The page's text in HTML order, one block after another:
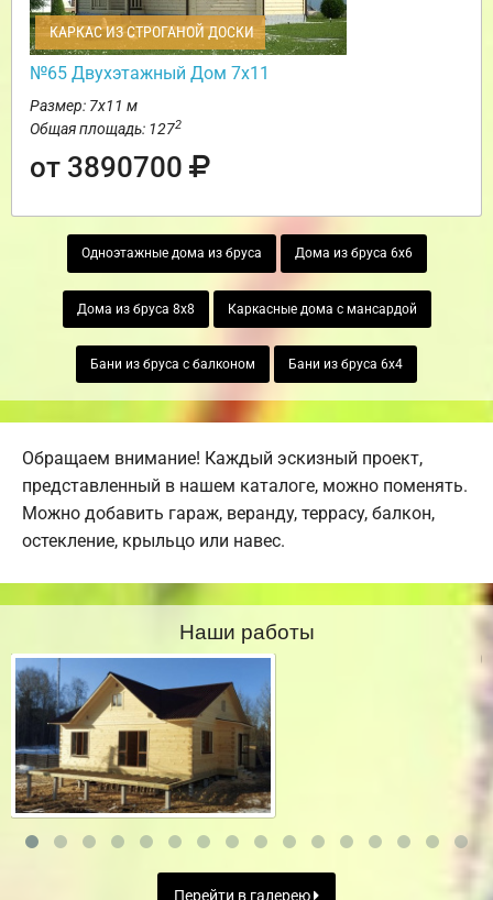
КАРКАС ИЗ СТРОГАНОЙ ДОСКИ
№65 Двухэтажный Дом 7х11
Размер: 7х11 м
Общая площадь: 1272
от 3890700
Одноэтажные дома из бруса Дома из бруса 6х6
Дома из бруса 8х8 Каркасные дома с мансардой
Бани из бруса с балконом Бани из бруса 6х4
Обращаем внимание! Каждый эскизный проект,
представленный в нашем каталоге, можно поменять.
Можно добавить гараж, веранду, террасу, балкон,
остекление, крыльцо или навес.
Наши работы
Перейти в галерею